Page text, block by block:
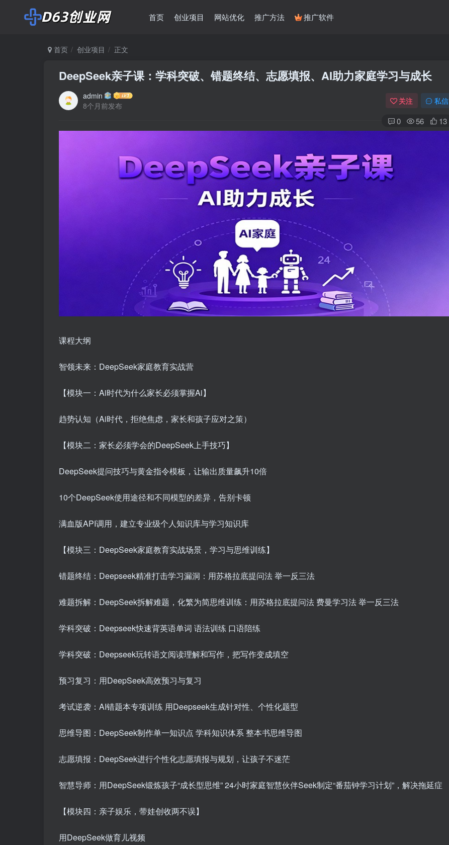
首页 创业项目 网站优化 推广方法 推广软件
首页 创业项目 正文
DeepSeek亲子课：学科突破、错题终结、志愿填报、AI助力家庭学习与成长
admin
8个月前发布
关注 私信
0 56 13
课程大纲
智领未来：DeepSeek家庭教育实战营
【模块一：Ai时代为什么家长必须掌握Ai】
趋势认知（Ai时代，拒绝焦虑，家长和孩子应对之策）
【模块二：家长必须学会的DeepSeek上手技巧】
DeepSeek提问技巧与黄金指令模板，让输出质量飙升10倍
10个DeepSeek使用途径和不同模型的差异，告别卡顿
满血版API调用，建立专业级个人知识库与学习知识库
【模块三：DeepSeek家庭教育实战场景，学习与思维训练】
错题终结：Deepseek精准打击学习漏洞：用苏格拉底提问法 举一反三法
难题拆解：DeepSeek拆解难题，化繁为简思维训练：用苏格拉底提问法 费曼学习法 举一反三法
学科突破：Deepseek快速背英语单词 语法训练 口语陪练
学科突破：Deepseek玩转语文阅读理解和写作，把写作变成填空
预习复习：用DeepSeek高效预习与复习
考试逆袭：AI错题本专项训练 用Deepseek生成针对性、个性化题型
思维导图：DeepSeek制作单一知识点 学科知识体系 整本书思维导图
志愿填报：DeepSeek进行个性化志愿填报与规划，让孩子不迷茫
智慧导师：用DeepSeek锻炼孩子“成长型思维” 24小时家庭智慧伙伴Seek制定“番茄钟学习计划”，解决拖延症
【模块四：亲子娱乐，带娃创收两不误】
用DeepSeek做育儿视频